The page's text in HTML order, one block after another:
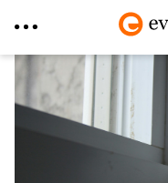
Direkt
Inhalt